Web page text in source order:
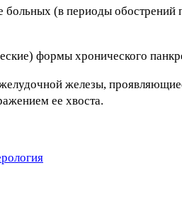
больных (в периоды
формы хронического
железы,
ее хвоста.